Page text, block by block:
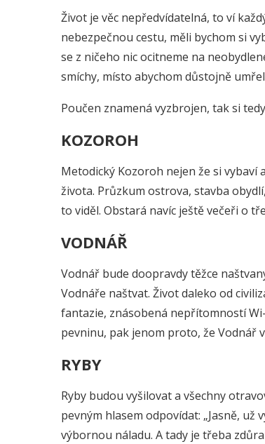
Život je věc nepředvídatelná, to ví
nebezpečnou cestu, měli bychom si
se z ničeho nic ocitneme na
smíchy, místo abychom důstojně
Poučen znamená vyzbrojen, tak si
KOZOROH
Metodický Kozoroh nejen že si vybaví
života. Průzkum ostrova, stavba
to viděl. Obstará navíc ještě večeři o
VODNÁŘ
Vodnář bude doopravdy těžce
Vodnáře naštvat. Život daleko od
fantazie, znásobená nepřítomností
pevninu, pak jenom proto, že Vodnář
RYBY
Ryby budou vyšilovat a všechny
pevným hlasem odpovídat: „Jasně,
výbornou náladu. A tady je třeba